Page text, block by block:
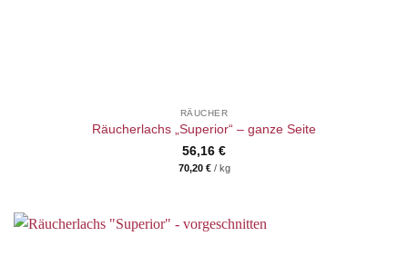
RÄUCHER
Räucherlachs „Superior“ – ganze Seite
56,16 €
70,20 €/ kg